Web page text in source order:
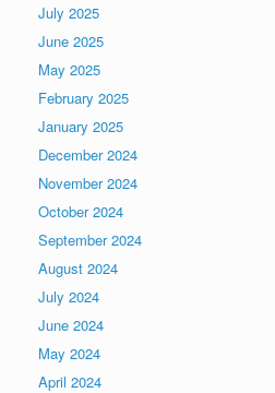
July 2025
June 2025
May 2025
February 2025
January 2025
December 2024
November 2024
October 2024
September 2024
August 2024
July 2024
June 2024
May 2024
April 2024